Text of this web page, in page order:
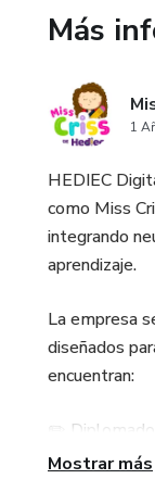
Más
1
HEDIEC
como Miss
integrando
aprendizaje.
La empresa
diseñados
encuentran:
✏️
matemáticas
Mostrar más